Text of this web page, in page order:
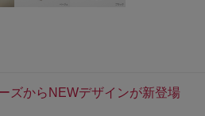
ズからNEWデザインが新登場